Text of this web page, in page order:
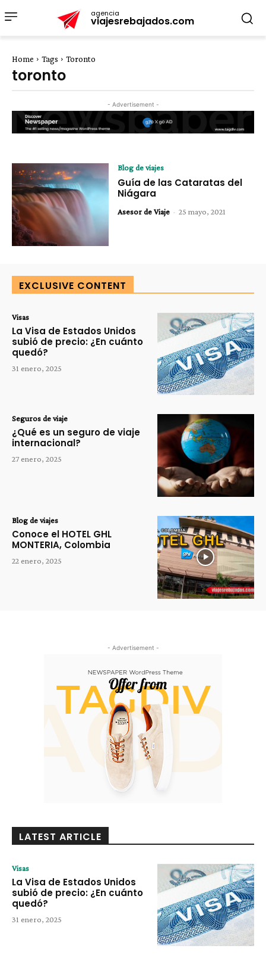
agencia
viajesrebajados.com
Home Tags Toronto
toronto
- Advertisement -
Blog de viajes
Guía de las Cataratas del
Niágara
Asesor de Viaje - 25 mayo, 2021
EXCLUSIVE CONTENT
Visas
La Visa de Estados Unidos
subió de precio: ¿En cuánto
quedó?
31 enero, 2025
Seguros de viaje
¿Qué es un seguro de viaje
internacional?
27 enero, 2025
Blog de viajes
Conoce el HOTEL GHL
MONTERIA, Colombia
22 enero, 2025
- Advertisement -
LATEST ARTICLE
Visas
La Visa de Estados Unidos
subió de precio: ¿En cuánto
quedó?
31 enero, 2025